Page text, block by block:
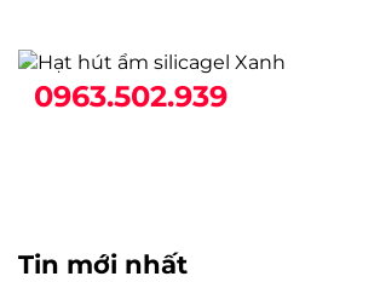
0963.502.939
Tin mới nhất